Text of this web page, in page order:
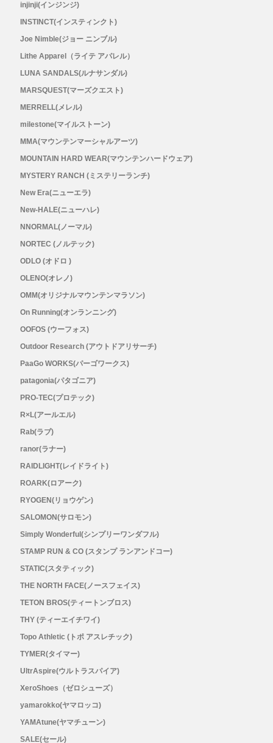
NORTEC (ノルテック)
ODLO (オドロ )
OLENO(オレノ)
OOFOS (ウーフォス)
Outdoor Research (アウトドアリサーチ)
PaaGo WORKS(パーゴワークス)
patagonia(パタゴニア)
R×L(アールエル)
Rab(ラブ)
ranor(ラナー)
RAIDLIGHT(レイドライト)
SALOMON(サロモン)
Simply Wonderful(シンプリーワンダフル)
STAMP RUN & CO (スタンプ ランアンド
コー)
THE NORTH FACE(ノースフェイス)
TETON BROS(ティートンブロス)
THY (ティーエイチワイ)
injinji(インジンジ)
INSTINCT(インスティンクト)
Joe Nimble(ジョー ニンブル)
Lithe Apparel（ライテ アパレル）
LUNA SANDALS(ルナサンダル)
MARSQUEST(マーズクエスト)
MERRELL(メレル)
milestone(マイルストーン)
MMA(マウンテンマーシャルアーツ)
MOUNTAIN HARD WEAR(マウンテンハードウェア)
MYSTERY RANCH (ミステリーランチ)
New Era(ニューエラ)
New-HALE(ニューハレ)
NNORMAL(ノーマル)
NORTEC (ノルテック)
ODLO (オドロ )
OLENO(オレノ)
OMM(オリジナルマウンテンマラソン)
On Running(オンランニング)
OOFOS (ウーフォス)
Outdoor Research (アウトドアリサーチ)
PaaGo WORKS(パーゴワークス)
patagonia(パタゴニア)
PRO-TEC(プロテック)
R×L(アールエル)
Rab(ラブ)
ranor(ラナー)
RAIDLIGHT(レイドライト)
ROARK(ロアーク)
RYOGEN(リョウゲン)
SALOMON(サロモン)
Simply Wonderful(シンプリーワンダフル)
STAMP RUN & CO (スタンプ ランアンドコー)
STATIC(スタティック)
THE NORTH FACE(ノースフェイス)
TETON BROS(ティートンブロス)
THY (ティーエイチワイ)
Topo Athletic (トポ アスレチック)
TYMER(タイマー)
UltrAspire(ウルトラスパイア)
XeroShoes（ゼロシューズ）
yamarokko(ヤマロッコ)
YAMAtune(ヤマチューン)
SALE(セール)